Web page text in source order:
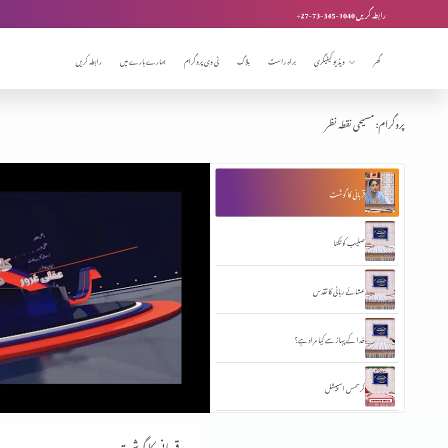
+27-73-345-1040 رابطہ کریں
رابطہ کریں ہمارے بارے میں ٹی وی پروگرام بلاگ براہ راست ویڈیو کیٹیگری گھر
پروگرام: مسیحی نقطہ نظر
قربانی کا گوشت
صلیب کو تکنا
عشائے ربانی کا تقدس
خدا کے پہاڑ سے کیا مراد ہے؟
کرسمس اسپیشل